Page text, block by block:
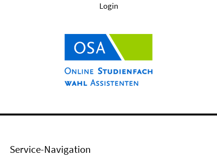
Service-Navigation